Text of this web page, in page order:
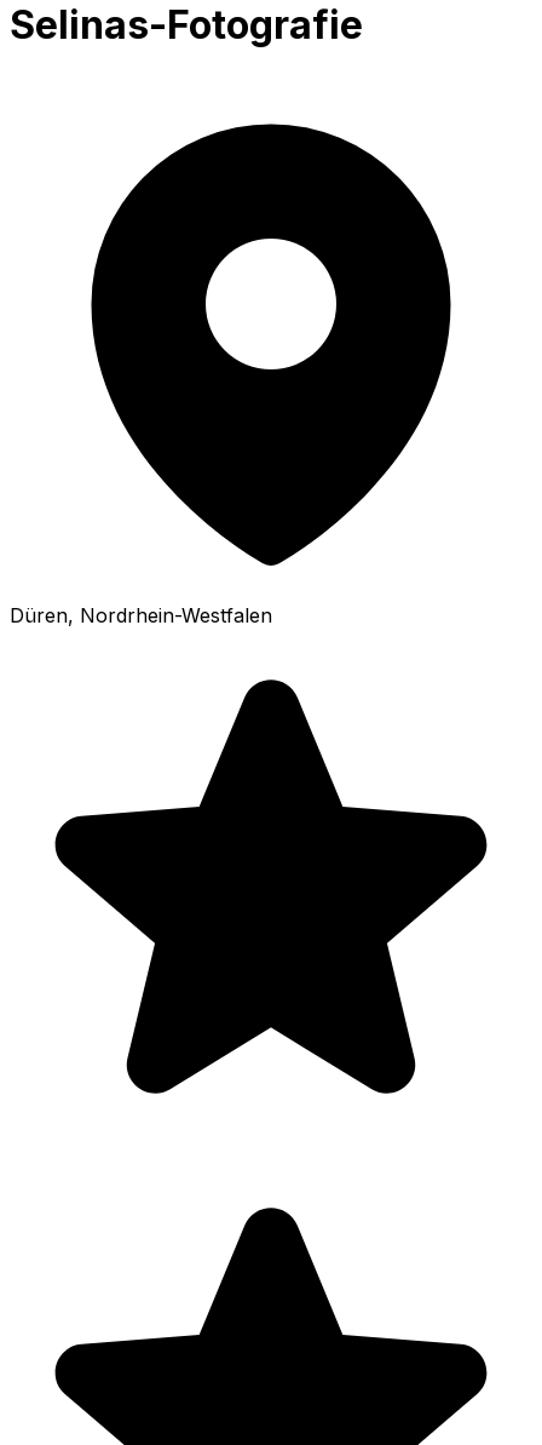
Selinas-Fotografie
Düren, Nordrhein-Westfalen